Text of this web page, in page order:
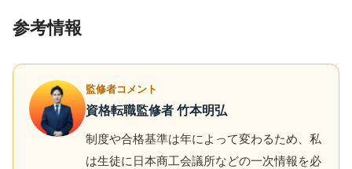
参考情報
監修者コメント
資格転職監修者 竹本明弘
制度や合格基準は年によって変わるため、私
は生徒に日本商工会議所などの一次情報を必